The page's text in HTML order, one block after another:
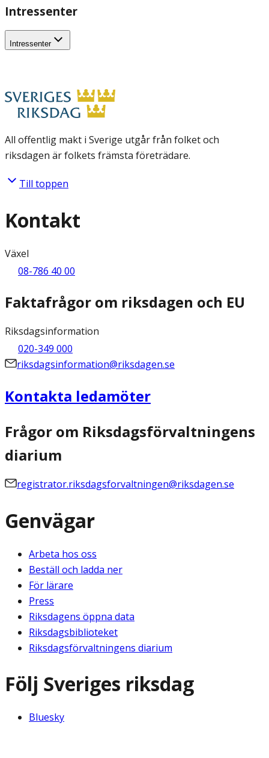
Intressenter
Intressenter
All offentlig makt i Sverige utgår från folket och
riksdagen är folkets främsta företrädare.
Till toppen
Kontakt
Växel
08-786 40 00
Faktafrågor om riksdagen och EU
Riksdagsinformation
020-349 000
riksdagsinformation@riksdagen.se
Kontakta ledamöter
Frågor om Riksdagsförvaltningens
diarium
registrator.riksdagsforvaltningen@riksdagen.se
Genvägar
Arbeta hos oss
Beställ och ladda ner
För lärare
Press
Riksdagens öppna data
Riksdagsbiblioteket
Riksdagsförvaltningens diarium
Följ Sveriges riksdag
Bluesky